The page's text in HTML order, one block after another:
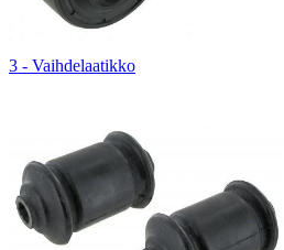
3 - Vaihdelaatikko